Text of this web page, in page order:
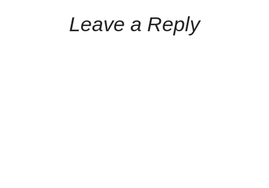
Leave a Reply